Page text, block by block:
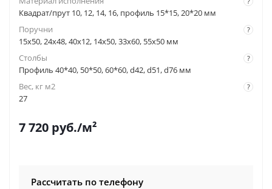
Квадрат/прут 10, 12, 14, 16, профиль 15*15, 20*20 мм
?
Поручни
15x50, 24x48, 40x12, 14x50, 33x60, 55x50 мм
?
Столбы
Профиль 40*40, 50*50, 60*60, d42, d51, d76 мм
?
Вес, кг м2
27
7 720 руб./м²
Рассчитать по телефону